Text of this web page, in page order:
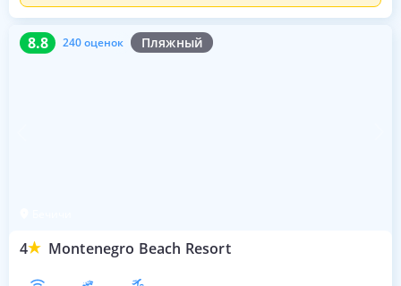
8.8 240 оценок Пляжный
4 Montenegro Beach Resort
8.8 240 оценок